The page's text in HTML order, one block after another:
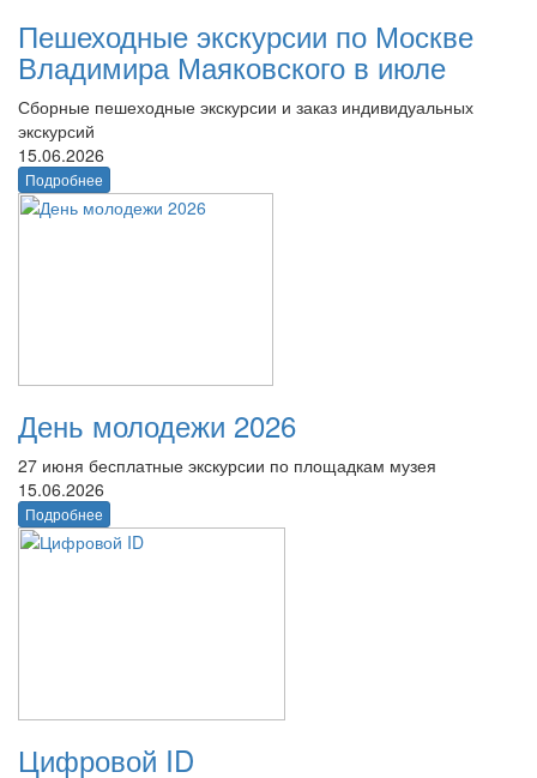
Пешеходные экскурсии по Москве
Владимира Маяковского в июле
Сборные пешеходные экскурсии и заказ индивидуальных
экскурсий
15.06.2026
Подробнее
День молодежи 2026
27 июня бесплатные экскурсии по площадкам музея
15.06.2026
Подробнее
Цифровой ID